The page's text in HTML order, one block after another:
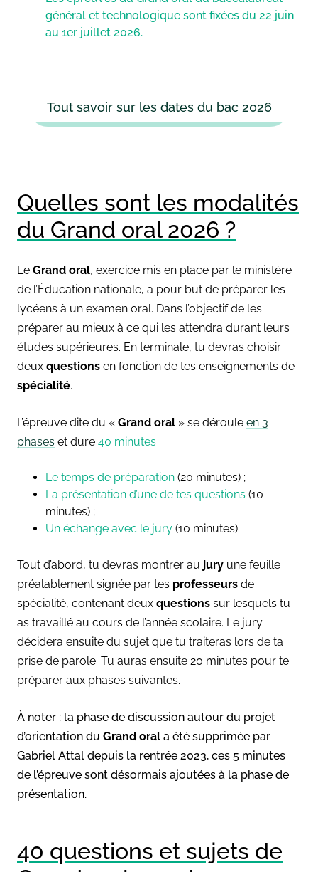
général et technologique sont fixées du 22 juin
au 1er juillet 2026.
Tout savoir sur les dates du bac 2026
Quelles sont les modalités
du Grand oral 2026 ?
Le Grand oral, exercice mis en place par le ministère
de l’Éducation nationale, a pour but de préparer les
lycéens à un examen oral. Dans l’objectif de les
préparer au mieux à ce qui les attendra durant leurs
études supérieures. En terminale, tu devras choisir
deux questions en fonction de tes enseignements de
spécialité.
L’épreuve dite du « Grand oral » se déroule en 3
phases et dure 40 minutes :
Le temps de préparation (20 minutes) ;
La présentation d’une de tes questions (10
minutes) ;
Un échange avec le jury (10 minutes).
Tout d’abord, tu devras montrer au jury une feuille
préalablement signée par tes professeurs de
spécialité, contenant deux questions sur lesquels tu
as travaillé au cours de l’année scolaire. Le jury
décidera ensuite du sujet que tu traiteras lors de ta
prise de parole. Tu auras ensuite 20 minutes pour te
préparer aux phases suivantes.
À noter : la phase de discussion autour du projet
d’orientation du Grand oral a été supprimée par
Gabriel Attal depuis la rentrée 2023, ces 5 minutes
de l’épreuve sont désormais ajoutées à la phase de
présentation.
40 questions et sujets de